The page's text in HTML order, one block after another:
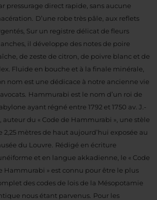
pressurage direct rapide, sans aucune
D’une robe très pâle, aux reflets
Sur un registre délicat de fleurs
il développe des notes de poire
de zeste de citron, de poivre blanc et de
Fluide en bouche et à la finale minérale,
nom est une dédicace à notre ancienne vie
Hammurabi est le nom d’un roi de
ayant régné entre 1792 et 1750 av. J.-
auteur du « Code de Hammurabi », une stèle
2,25 mètres de haut aujourd’hui exposée au
du Louvre. Rédigé en écriture
et en langue akkadienne, le « Code
Hammurabi » est connu pour être le plus
des codes de lois de la Mésopotamie
nous étant parvenus. Pour les